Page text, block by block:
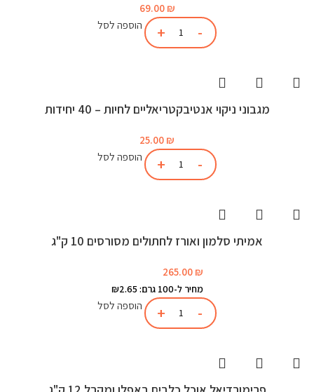
69.00 ₪
הוספה לסל
מגבוני ניקוי אנטיבקטריאליים לחיות – 40 יחידות
25.00 ₪
הוספה לסל
אמיתי סלמון ואורז לחתולים מסורסים 10 ק"ג
265.00 ₪
מחיר ל-100 גרם: ₪2.65
הוספה לסל